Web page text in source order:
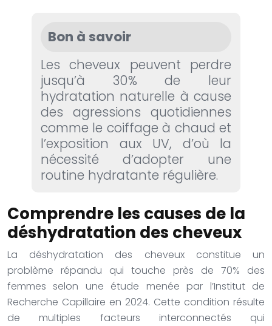
Bon à savoir
Les cheveux peuvent perdre
jusqu’à 30% de leur
hydratation naturelle à cause
des agressions quotidiennes
comme le coiffage à chaud et
l’exposition aux UV, d’où la
nécessité d’adopter une
routine hydratante régulière.
Comprendre les causes de la
déshydratation des cheveux
La déshydratation des cheveux constitue un
problème répandu qui touche près de 70% des
femmes selon une étude menée par l’Institut de
Recherche Capillaire en 2024. Cette condition résulte
de multiples facteurs interconnectés qui